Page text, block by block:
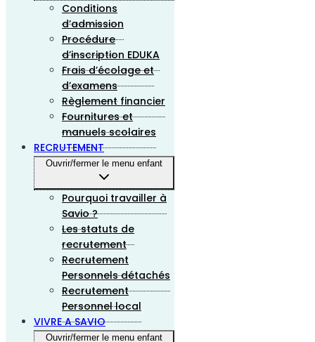
Conditions
d’admission
Procédure
d’inscription EDUKA
Frais d’écolage et
d’examens
Règlement financier
Fournitures et
manuels scolaires
RECRUTEMENT
Ouvrir/fermer le menu enfant
Pourquoi travailler à
Savio ?
Les statuts de
recrutement
Recrutement
Personnels détachés
Recrutement
Personnel local
VIVRE A SAVIO
Ouvrir/fermer le menu enfant